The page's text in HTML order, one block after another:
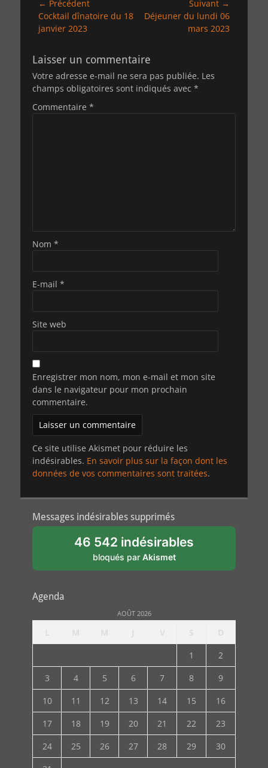
Navigation
de
l’article
← Précédent
Article
précédent :
Cocktail dînatoire du 18
janvier 2023
Suivant →
Article
Déjeuner du lundi 06
mars 2023
Laisser un commentaire
Votre adresse e-mail ne sera pas publiée. Les
champs obligatoires sont indiqués avec *
Commentaire *
Nom *
E-mail *
Site web
Enregistrer mon nom, mon e-mail et mon site
dans le navigateur pour mon prochain
commentaire.
Ce site utilise Akismet pour réduire les
indésirables. En savoir plus sur la façon dont les
données de vos commentaires sont traitées.
Messages indésirables supprimés
46 542 indésirables
bloqués par Akismet
Agenda
AOÛT 2026
1
2
3
4 5 6 7 8
9
10
11 12 13 14 15
16
17
18 19 20 21 22
23
24
25 26 27 28 29
30